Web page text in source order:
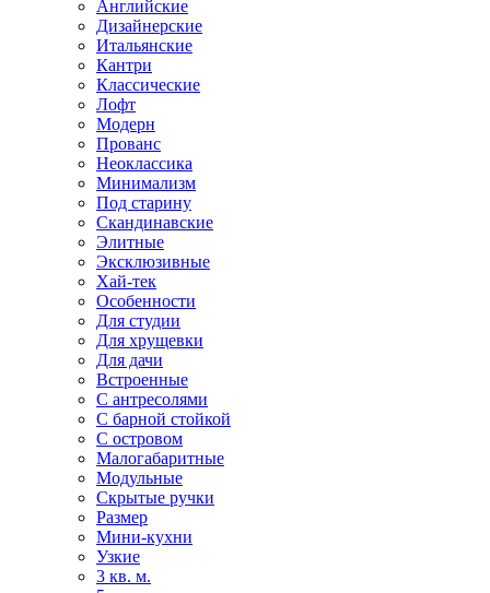
Английские
Дизайнерские
Итальянские
Кантри
Классические
Лофт
Модерн
Прованс
Неоклассика
Минимализм
Под старину
Скандинавские
Элитные
Эксклюзивные
Хай-тек
Особенности
Для студии
Для хрущевки
Для дачи
Встроенные
С антресолями
С барной стойкой
С островом
Малогабаритные
Модульные
Скрытые ручки
Размер
Мини-кухни
Узкие
3 кв. м.